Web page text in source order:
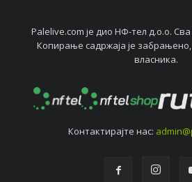
Palelive.com јe дио НФ-тeл д.о.о.
Копирањe садржаја јe
власника.
Контактирајтe нас: